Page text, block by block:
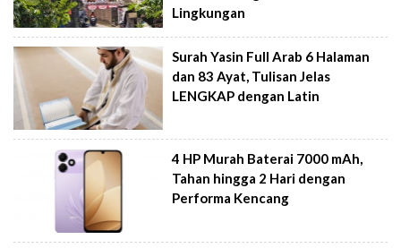
Lingkungan
Surah Yasin Full Arab 6 Halaman
dan 83 Ayat, Tulisan Jelas
LENGKAP dengan Latin
4 HP Murah Baterai 7000 mAh,
Tahan hingga 2 Hari dengan
Performa Kencang